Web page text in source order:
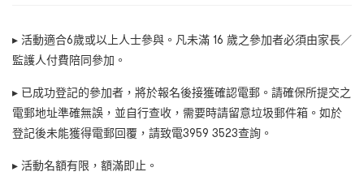
▸ 活動適合6歲或以上人士參與。凡未滿 16 歲之參加者必須由家長／
監護人付費陪同參加。
▸ 已成功登記的參加者，將於報名後接獲確認電郵。請確保所提交之
電郵地址準確無誤，並自行查收，需要時請留意垃圾郵件箱。如於
登記後未能獲得電郵回覆，請致電3959 3523查詢。
▸ 活動名額有限，額滿即止。